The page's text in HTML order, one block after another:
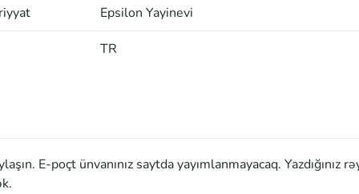
Epsilon Yayinevi
TR
E-poçt ünvanınız saytda yayımlanmayacaq. Yazdığınız